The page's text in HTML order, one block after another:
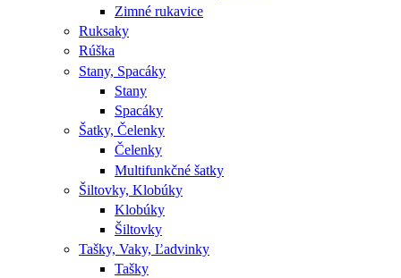
Zimné rukavice
Ruksaky
Rúška
Stany, Spacáky
Stany
Spacáky
Šatky, Čelenky
Čelenky
Multifunkčné šatky
Šiltovky, Klobúky
Klobúky
Šiltovky
Tašky, Vaky, Ľadvinky
Tašky